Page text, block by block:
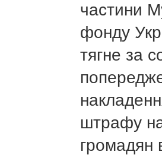
частини
фонду
тягне за
штрафу
громадян